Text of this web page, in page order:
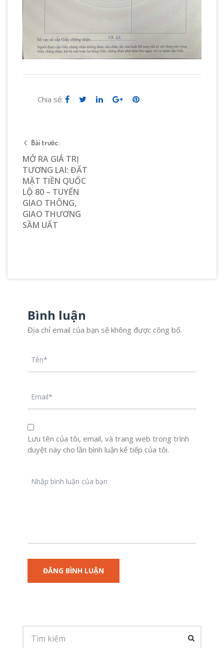
Chia sẻ:
Bài trước:
MỞ RA GIÁ TRỊ
TƯƠNG LAI: ĐẤT
MẶT TIỀN QUỐC
LỘ 80 – TUYẾN
GIAO THÔNG,
GIAO THƯƠNG
SẦM UẤT
Bình luận
Địa chỉ email của bạn sẽ không được công bố.
Lưu tên của tôi, email, và trang web trong trình
duyệt này cho lần bình luận kế tiếp của tôi.